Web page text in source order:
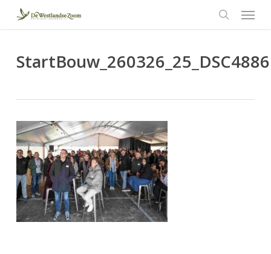
content
Menu
StartBouw_260326_25_DSC4886